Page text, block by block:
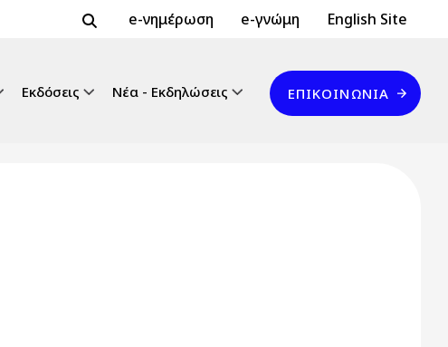
Header Top 2
e-νημέρωση e-γνώμη Header Top
English Site
Εκδόσεις Νέα - Εκδηλώσεις
Επικοινωνία
ΕΠΙΚΟΙΝΩΝΊΑ